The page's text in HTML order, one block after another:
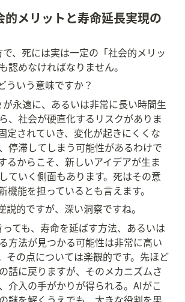
メリットと寿命延長実現の
、死には実は一定の「社会的メリッ
認めなければなりません。
ういう意味ですか？
が永遠に、あるいは非常に長い時間生
、社会が硬直化するリスクがありま
定されていき、変化が起きにくくな
停滞してしまう可能性があるわけで
るからこそ、新しいアイデアが生ま
ていく側面もあります。死はその意
機能を担っているとも言えます。
説的ですが、深い洞察ですね。
ても、寿命を延ばす方法、あるいは
方法が見つかる可能性は非常に高い
その点については楽観的です。先ほど
話に戻りますが、そのメカニズムさ
介入の手がかりが得られる。AIがこ